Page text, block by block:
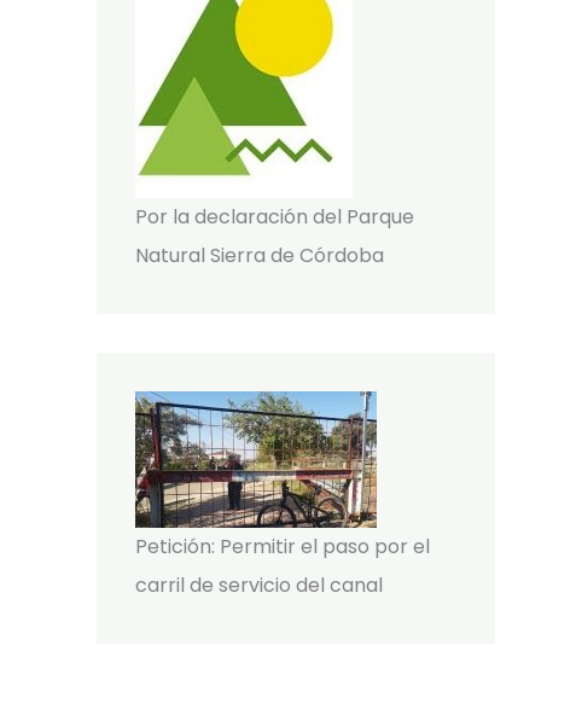
Por la declaración del Parque
Natural Sierra de Córdoba
Petición: Permitir el paso por el
carril de servicio del canal